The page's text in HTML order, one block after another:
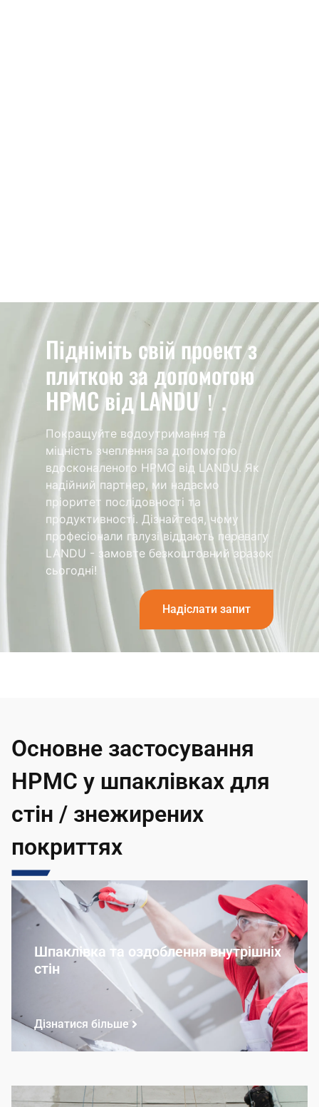
Підніміть свій проект з
плиткою за допомогою
HPMC від LANDU！.
Покращуйте водоутримання та
міцність зчеплення за допомогою
вдосконаленого HPMC від LANDU. Як
надійний партнер, ми надаємо
пріоритет послідовності та
продуктивності. Дізнайтеся, чому
професіонали галузі віддають перевагу
LANDU - замовте безкоштовний зразок
сьогодні!
Надіслати запит
Основне застосування
HPMC у шпаклівках для
стін / знежирених
покриттях
Шпаклівка та оздоблення внутрішніх
стін
Дізнатися більше